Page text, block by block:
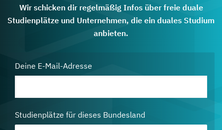
Wir schicken dir regelmäßig Infos über freie duale
Studienplätze und Unternehmen, die ein duales Studium
anbieten.
Deine E-Mail-Adresse
Studienplätze für dieses Bundesland